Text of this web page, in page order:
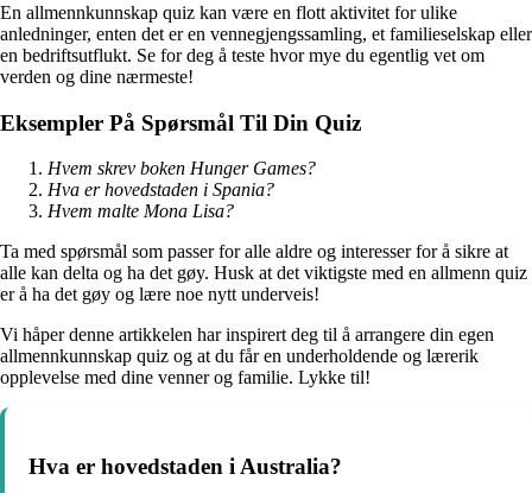
En allmennkunnskap quiz kan være en flott aktivitet for ulike
anledninger, enten det er en vennegjengssamling, et familieselskap eller
en bedriftsutflukt. Se for deg å teste hvor mye du egentlig vet om
verden og dine nærmeste!
Eksempler På Spørsmål Til Din Quiz
Hvem skrev boken Hunger Games?
Hva er hovedstaden i Spania?
Hvem malte Mona Lisa?
Ta med spørsmål som passer for alle aldre og interesser for å sikre at
alle kan delta og ha det gøy. Husk at det viktigste med en allmenn quiz
er å ha det gøy og lære noe nytt underveis!
Vi håper denne artikkelen har inspirert deg til å arrangere din egen
allmennkunnskap quiz og at du får en underholdende og lærerik
opplevelse med dine venner og familie. Lykke til!
Hva er hovedstaden i Australia?